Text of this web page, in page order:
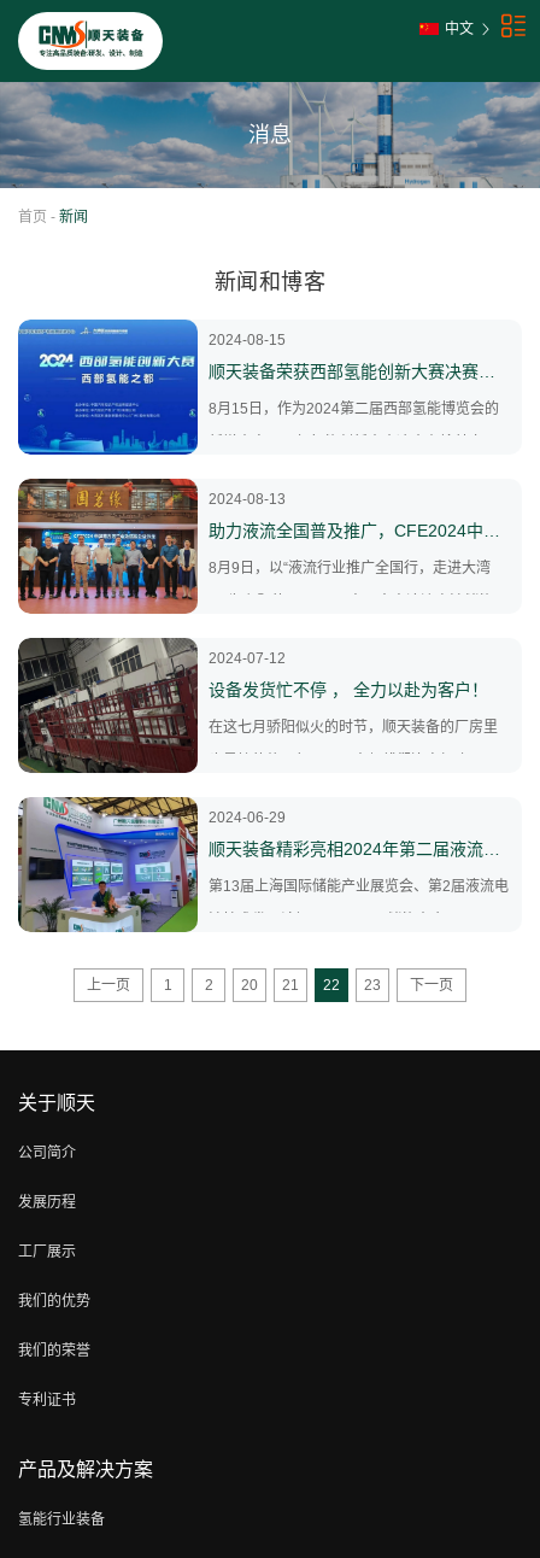
中文
消息
首页 - 新闻
新闻和博客
2024-08-15
顺天装备荣获西部氢能创新大赛决赛三等奖
8月15日，作为2024第二届西部氢能博览会的
2024-08-13
助力液流全国普及推广，CFE2024中国南方液流电池储能公益沙龙圆满结束
8月9日，以“液流行业推广全国行，走进大湾
2024-07-12
设备发货忙不停 ， 全力以赴为客户！
在这七月骄阳似火的时节，顺天装备的厂房里
续火热的订单需求，公司各个部门紧密协同，
全力以赴为客户，持续不断忙发货。
2024-06-29
顺天装备精彩亮相2024年第二届液流电池技术发展论坛
第13届上海国际储能产业展览会、第2届液流电
彩亮相展会，与行业伙伴携手，共同推动液流
上一页 1 2 20 21 22 23 下一页
关于顺天
公司简介
发展历程
工厂展示
我们的优势
我们的荣誉
专利证书
产品及解决方案
氢能行业装备